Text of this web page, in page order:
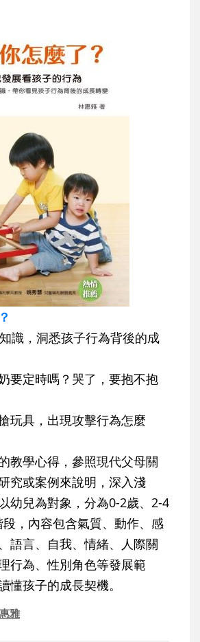
識，洞悉孩子行為背後的成
要定時嗎？哭了，要抱不抱
玩具，出現攻擊行為怎麼
教學心得，參照現代父母關
究或案例來說明，深入淺
幼兒為對象，分為0-2歲、2-4
，內容包含氣質、動作、感
語言、自我、情緒、人際關
行為、性別角色等發展範
懂孩子的成長契機。
雅